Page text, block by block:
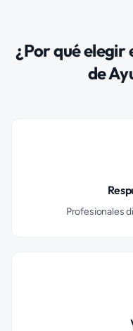
¿Por qué
de
Profesionales